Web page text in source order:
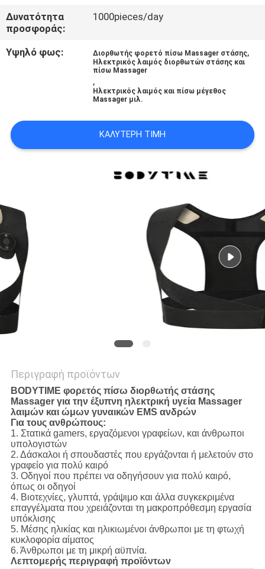
ΝΈΑ
ΠΕΡΙΠΤΏΣΕΙΣ
ΑΠΌΣΠΑΣΜΑ
PRIVACY
POLICY
Δυνατότητα
προσφοράς:
1000pieces/day
Υψηλό φως: Διορθωτής φορετό πίσω Massager στάσης,
Ηλεκτρικός λαιμός διορθωτών στάσης και
πίσω Massager
,
Ηλεκτρικός λαιμός και πίσω μέγεθος
Massager μιλ.
ΚΑΛΎΤΕΡΗ ΤΙΜΉ
Περιγραφή προϊόντων
BODYTIME φορετός πίσω διορθωτής στάσης
Massager για την έξυπνη ηλεκτρική υγεία Massager
λαιμών και ώμων γυναικών EMS ανδρών
Για τους ανθρώπους:
1. Στατικά gamers, εργαζόμενοι γραφείων, και άνθρωποι
υπολογιστών
2. Δάσκαλοι ή σπουδαστές που εργάζονται ή μελετούν στο
γραφείο για πολύ καιρό
3. Οδηγοί που πρέπει να οδηγήσουν για πολύ καιρό,
όπως οι οδηγοί
4. Βιοτεχνίες, γλυπτά, γράψιμο και άλλα συγκεκριμένα
επαγγέλματα που χρειάζονται τη μακροπρόθεσμη εργασία
υπόκλισης
5. Μέσης ηλικίας και ηλικιωμένοι άνθρωποι με τη φτωχή
κυκλοφορία αίματος
6. Άνθρωποι με τη μικρή αϋπνία.
Λεπτομερής περιγραφή προϊόντων